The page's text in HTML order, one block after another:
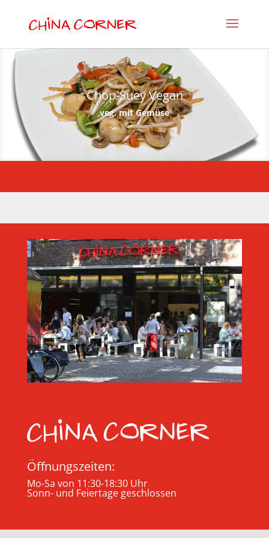
Chop-Suey Vegan
veg. mit Gemüse
Öffnungszeiten:
Mo-Sa von 11:30-18:30 Uhr
Sonn- und Feiertage geschlossen